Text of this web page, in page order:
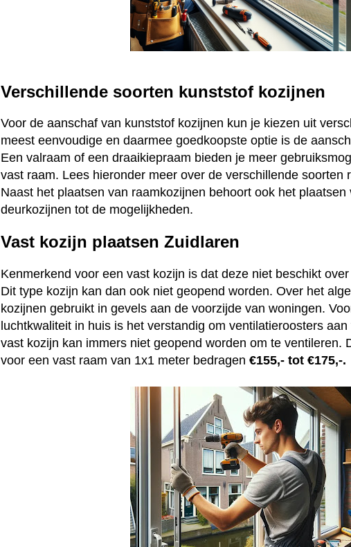
Verschillende soorten kunststof kozijnen
Voor de aanschaf van kunststof kozijnen kun je kiezen uit
meest eenvoudige en daarmee goedkoopste optie is de
Een valraam of een draaikiepraam bieden je meer
vast raam. Lees hieronder meer over de verschillende soorten
Naast het plaatsen van raamkozijnen behoort ook het plaatsen
deurkozijnen tot de mogelijkheden.
Vast kozijn plaatsen Zuidlaren
Kenmerkend voor een vast kozijn is dat deze niet beschikt
Dit type kozijn kan dan ook niet geopend worden. Over het
kozijnen gebruikt in gevels aan de voorzijde van woningen.
luchtkwaliteit in huis is het verstandig om ventilatieroosters
vast kozijn kan immers niet geopend worden om te ventileren.
voor een vast raam van 1x1 meter bedragen€155,- tot €175,-.